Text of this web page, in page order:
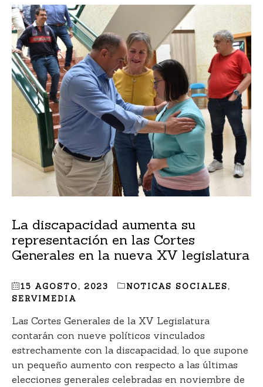
La discapacidad aumenta su
representación en las Cortes
Generales en la nueva XV legislatura
15 AGOSTO, 2023 NOTICAS SOCIALES,
SERVIMEDIA
Las Cortes Generales de la XV Legislatura
contarán con nueve políticos vinculados
estrechamente con la discapacidad, lo que supone
un pequeño aumento con respecto a las últimas
elecciones generales celebradas en noviembre de